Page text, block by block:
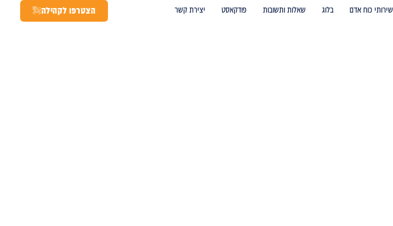
שירותי כוח אדם בלוג שאלות ותשובות פודקאסט יצירת קשר הצטרפו לקהילה